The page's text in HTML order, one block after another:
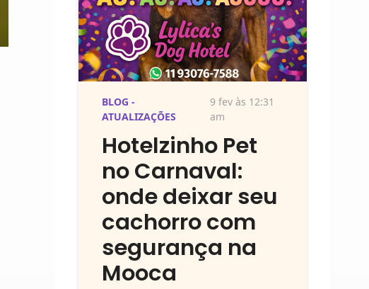
BLOG -
ATUALIZAÇÕES
9 fev às 12:31
am
Hotelzinho Pet
no Carnaval:
onde deixar seu
cachorro com
segurança na
Mooca